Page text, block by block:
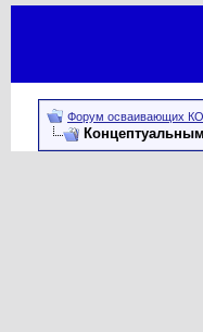
Форум осваивающих